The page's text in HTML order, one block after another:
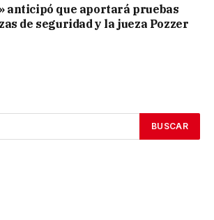
anticipó que aportará pruebas
de seguridad y la jueza Pozzer